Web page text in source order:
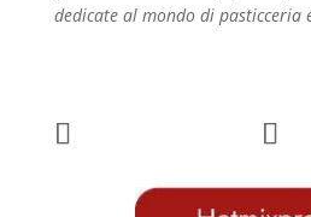
dedicate al mondo di pasticceria